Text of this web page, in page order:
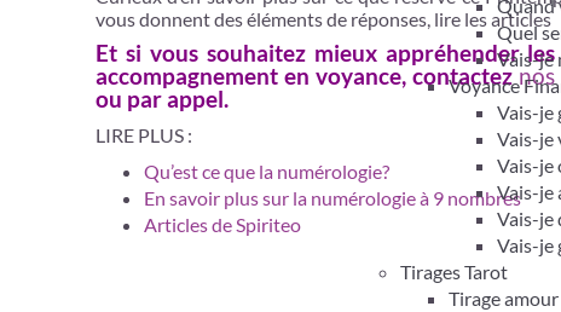
Quand
Quel
Vais-je
Voyance
Vais-je
Vais-je
Vais-je
Vais-je
Vais-je
Vais-je
Tirages Tarot
Tirage amour
vous donnent des éléments de réponses, lire les articles
Et si vous souhaitez mieux appréhender
accompagnement en voyance, contactez
ou par appel.
LIRE PLUS :
Qu’est ce que la numérologie?
En savoir plus sur la numérologie à 9 nombres
Articles de Spiriteo